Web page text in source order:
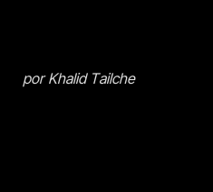
por Khalid Tailche